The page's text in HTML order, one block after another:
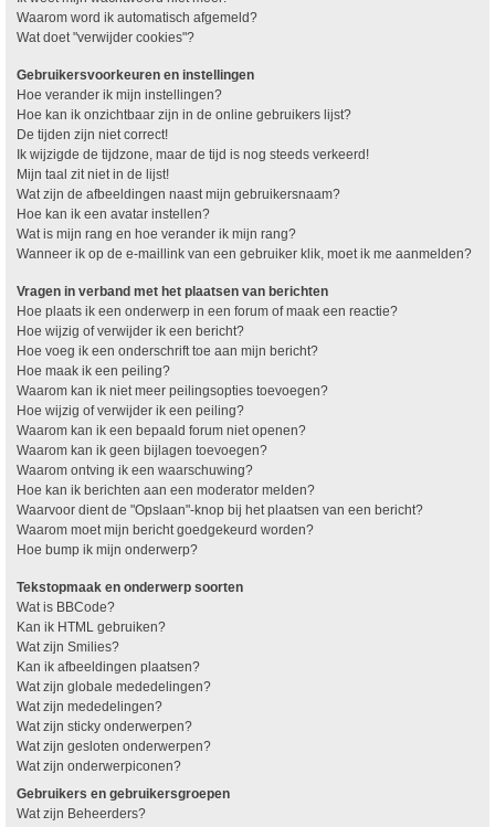
Waarom word ik automatisch afgemeld?
Wat doet "verwijder cookies"?
Gebruikersvoorkeuren en instellingen
Hoe verander ik mijn instellingen?
Hoe kan ik onzichtbaar zijn in de online gebruikers lijst?
De tijden zijn niet correct!
Ik wijzigde de tijdzone, maar de tijd is nog steeds verkeerd!
Mijn taal zit niet in de lijst!
Wat zijn de afbeeldingen naast mijn gebruikersnaam?
Hoe kan ik een avatar instellen?
Wat is mijn rang en hoe verander ik mijn rang?
Wanneer ik op de e-maillink van een gebruiker klik, moet ik me aanmelden?
Vragen in verband met het plaatsen van berichten
Hoe plaats ik een onderwerp in een forum of maak een reactie?
Hoe wijzig of verwijder ik een bericht?
Hoe voeg ik een onderschrift toe aan mijn bericht?
Hoe maak ik een peiling?
Waarom kan ik niet meer peilingsopties toevoegen?
Hoe wijzig of verwijder ik een peiling?
Waarom kan ik een bepaald forum niet openen?
Waarom kan ik geen bijlagen toevoegen?
Waarom ontving ik een waarschuwing?
Hoe kan ik berichten aan een moderator melden?
Waarvoor dient de "Opslaan"-knop bij het plaatsen van een bericht?
Waarom moet mijn bericht goedgekeurd worden?
Hoe bump ik mijn onderwerp?
Tekstopmaak en onderwerp soorten
Wat is BBCode?
Kan ik HTML gebruiken?
Wat zijn Smilies?
Kan ik afbeeldingen plaatsen?
Wat zijn globale mededelingen?
Wat zijn mededelingen?
Wat zijn sticky onderwerpen?
Wat zijn gesloten onderwerpen?
Wat zijn onderwerpiconen?
Gebruikers en gebruikersgroepen
Wat zijn Beheerders?